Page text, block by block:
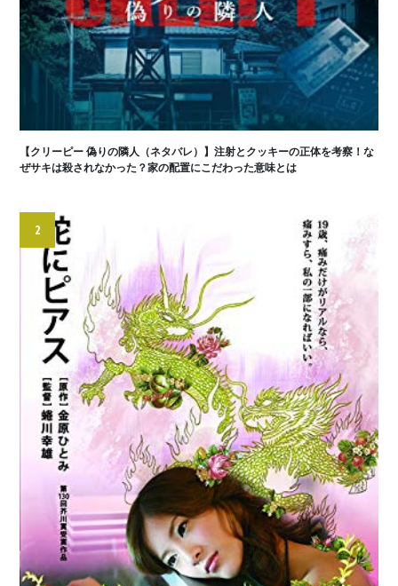
【クリーピー 偽りの隣人（ネタバレ）】注射とクッキーの正体を考察！な
ぜサキは殺されなかった？家の配置にこだわった意味とは
2